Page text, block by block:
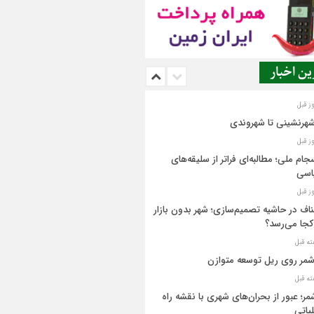
اخبار
تا شهروندی
ملی؛ مطالبه‌ای فراتر از سلیقه‌های
در حاشیه تصمیم‌سازی؛ شهر بدون بازار
می‌رسد؟
روی ریل توسعه متوازن
عبور از بحران‌های شهری با نقشه راه